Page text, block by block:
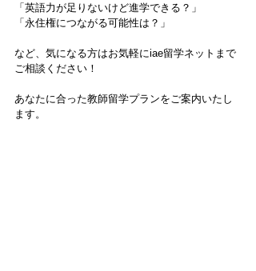
「英語力が足りないけど進学できる？」
「永住権につながる可能性は？」
など、気になる方はお気軽にiae留学ネットまで
ご相談ください！
あなたに合った教師留学プランをご案内いたし
ます。